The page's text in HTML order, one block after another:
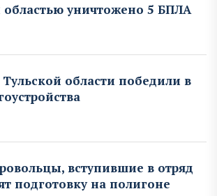
областью уничтожено 5 БПЛА
Тульской области победили в
вступившие в отряд
подготовку на полигоне